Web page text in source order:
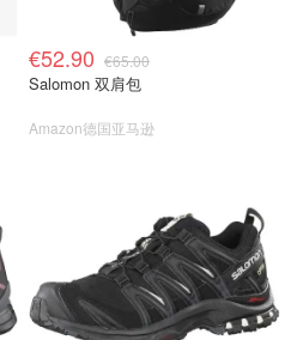
€52.90 €65.00
Salomon 双肩包
Amazon德国亚马逊